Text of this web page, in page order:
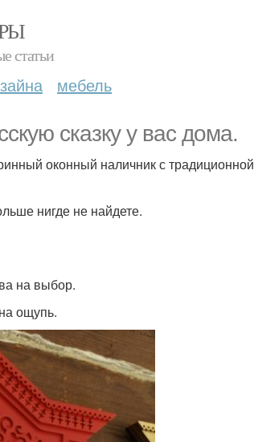
статьи
мебель
сказку у вас дома.
оконный наличник с традиционной
нигде не найдете.
на выбор.
ощупь.